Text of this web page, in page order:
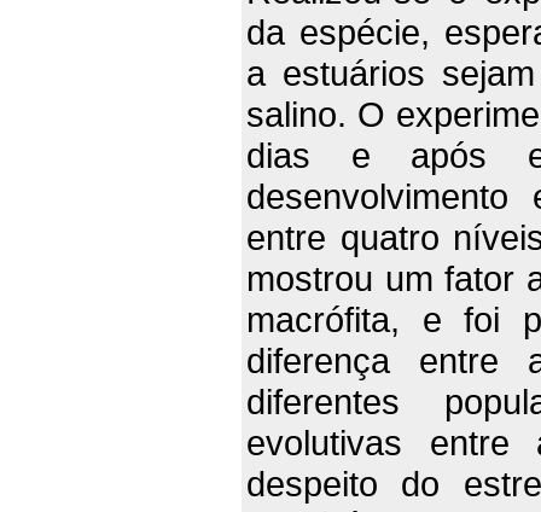
da espécie,
a estuários
salino. O
dias e após
entre quatro
mostrou um fator
macrófita, e foi
diferença entre
diferentes
evolutivas entre
despeito do